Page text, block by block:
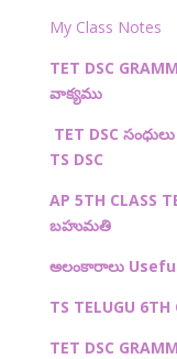
My Class Notes
TET DSC
వాక్యము
TET DSC
TS DSC
AP 5TH CLASS
బహుమతి
అలంకారాలు
TS TELUGU
TET DSC